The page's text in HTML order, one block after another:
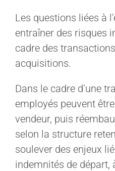
Les questions liées à
entraîner des risques
cadre des
acquisitions.
Dans le cadre d’une
employés peuvent
vendeur, puis
selon la structure
soulever des enjeux
indemnités de départ,